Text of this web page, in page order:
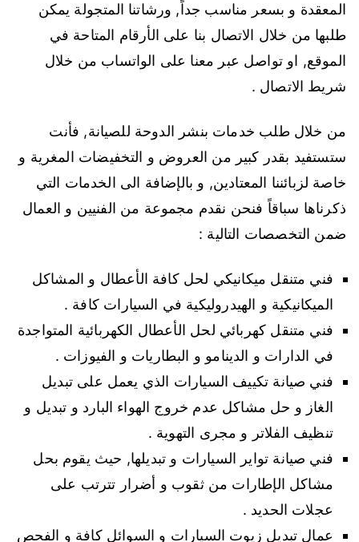
المعقدة و بسعر مناسب جداً, ورشاتنا المتجولة يمكن
طلبها من خلال الاتصال بنا على الأرقام المتاحة في
الموقع, او تواصل عبر معنا على الواتساب من خلال
شريط الاتصال .
من خلال طلب خدمات بنشر الدوحة للصيانة, فأنت
ستستفيد بقدر كبير من العروض و التخفيضات المغرية و
خاصة لزبائننا المعتادين, و بالإضافة الى الخدمات التي
ذكرناها سباقاً فنحن نقدم مجموعة من الفنيين و العمال
ضمن التخصصات التالية :
فني متنقل ميكانيكي لحل كافة الأعطال و المشاكل
الميكانيكية و الهيدروليكية في السيارات كافة .
فني متنقل كهربائي لحل الأعطال الكهربائية المتواجدة
في الدارات و الدينامو و البطاريات و الفيوزات .
فني صيانة تكييف السيارات الذي يعمل على تبديل
الغاز و حل مشاكل عدم خروج الهواء البارد و تبديل و
تنظيف الفلاتر و مجرى التهوية .
فني صيانة تواير السيارات و تبديلها, حيث يقوم بحل
مشاكل الإطارات من ثقوب و أضرار تترتب على
عجلات الحديد .
عمال تبديل زيوت السيارات و السوائل كافة و الفحص